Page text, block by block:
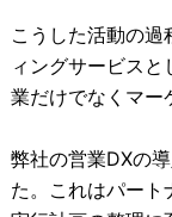
こうした活動の
ィングサービス
業だけでなくマー
弊社の営業DXの
た。これはパート